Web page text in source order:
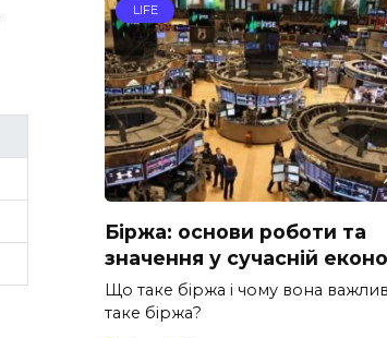
LIFE
Біржа: основи роботи та
значення у сучасній
Що таке біржа і чому вона
таке біржа?